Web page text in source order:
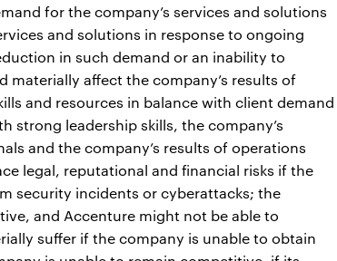
for the company’s services and solutions
and solutions in response to ongoing
in such demand or an inability to
affect the company’s results of
and resources in balance with client demand
strong leadership skills, the company’s
and the company’s results of operations
legal, reputational and financial risks if the
security incidents or cyberattacks; the
and Accenture might not be able to
suffer if the company is unable to obtain